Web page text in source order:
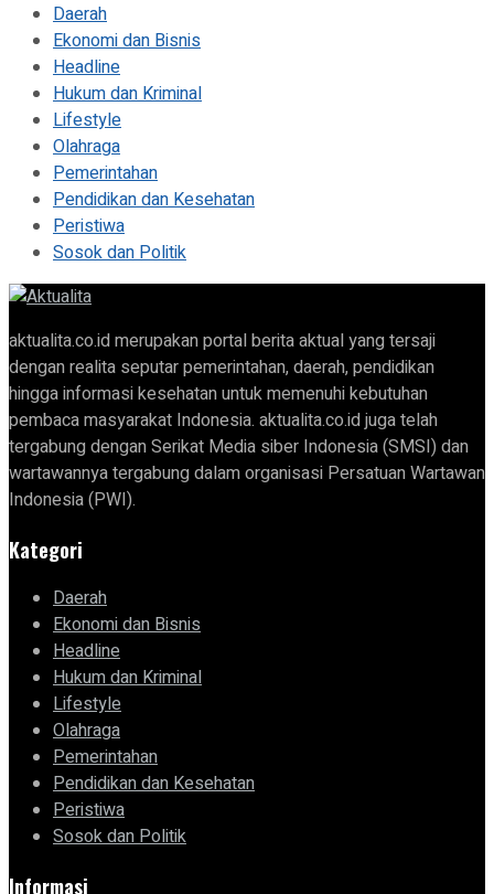
Daerah
Ekonomi dan Bisnis
Headline
Hukum dan Kriminal
Lifestyle
Olahraga
Pemerintahan
Pendidikan dan Kesehatan
Peristiwa
Sosok dan Politik
aktualita.co.id merupakan portal berita aktual yang tersaji
dengan realita seputar pemerintahan, daerah, pendidikan
hingga informasi kesehatan untuk memenuhi kebutuhan
pembaca masyarakat Indonesia. aktualita.co.id juga telah
tergabung dengan Serikat Media siber Indonesia (SMSI) dan
wartawannya tergabung dalam organisasi Persatuan Wartawan
Indonesia (PWI).
Kategori
Daerah
Ekonomi dan Bisnis
Headline
Hukum dan Kriminal
Lifestyle
Olahraga
Pemerintahan
Pendidikan dan Kesehatan
Peristiwa
Sosok dan Politik
Informasi